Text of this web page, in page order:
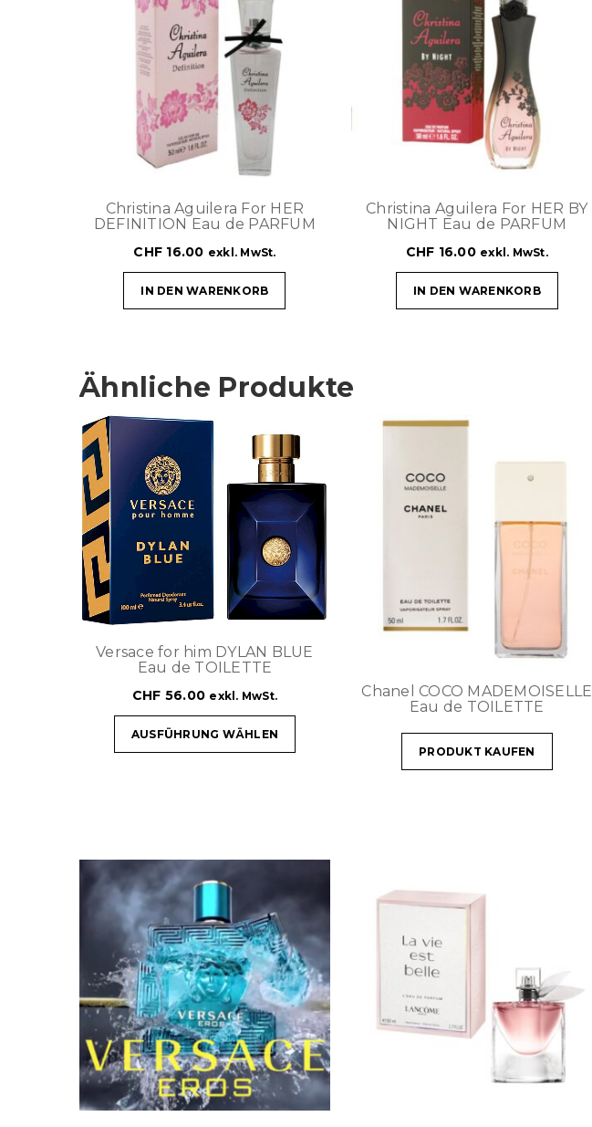
Christina Aguilera For HER
DEFINITION Eau de PARFUM
CHF 16.00 exkl. MwSt.
IN DEN WARENKORB
Christina Aguilera For HER BY
NIGHT Eau de PARFUM
CHF 16.00 exkl. MwSt.
IN DEN WARENKORB
Ähnliche Produkte
Versace for him DYLAN BLUE
Eau de TOILETTE
CHF 56.00 exkl. MwSt.
AUSFÜHRUNG WÄHLEN
Chanel COCO MADEMOISELLE
Eau de TOILETTE
PRODUKT KAUFEN